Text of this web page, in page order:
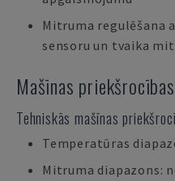
Mitruma regulēšana
sensoru un tvaika
Mašīnas priekšrocības
Tehniskās mašīnas
Temperatūras
Mitruma diapazons: